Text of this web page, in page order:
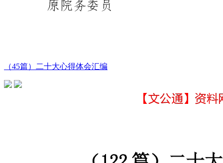
（45篇）二十大心得体会汇编